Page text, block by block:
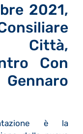
2021,
Città,
Con
è la